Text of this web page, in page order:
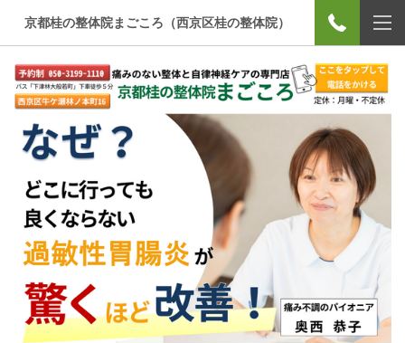
京都桂の整体院まごころ（西京区桂の整体院）